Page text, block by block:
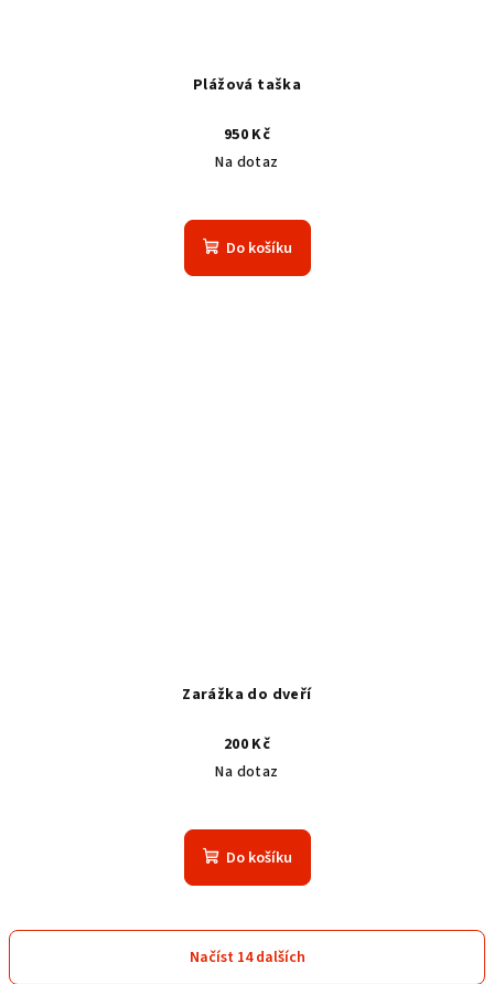
Plážová taška
950 Kč
Na dotaz
Do košíku
Zarážka do dveří
200 Kč
Na dotaz
Do košíku
Načíst 14 dalších